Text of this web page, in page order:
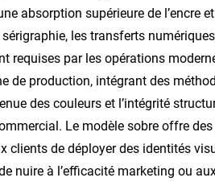
absorption supérieure de l’encre
les transferts
requises par les opérations
de production, intégrant des
des couleurs et l’intégrité
Le modèle sobre offre
clients de déployer des identités
nuire à l’efficacité marketing ou